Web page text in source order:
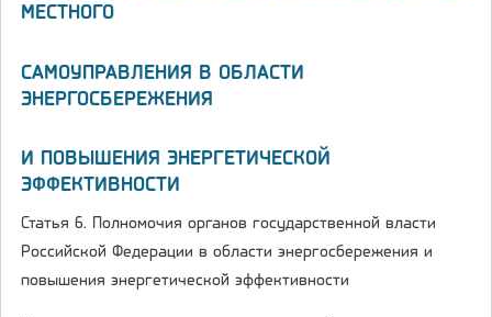
МЕСТНОГО
САМОУПРАВЛЕНИЯ В ОБЛАСТИ
ЭНЕРГОСБЕРЕЖЕНИЯ
И ПОВЫШЕНИЯ ЭНЕРГЕТИЧЕСКОЙ
ЭФФЕКТИВНОСТИ
Статья 6. Полномочия органов государственной власти
Российской Федерации в области энергосбережения и
повышения энергетической эффективности